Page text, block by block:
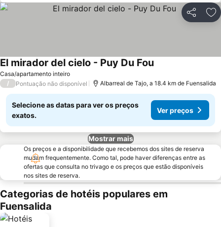
Partilhar
Casa/apartamento inteiro
El mirador del cielo - Puy Du Fou
/ Pontuação não disponível Albarreal de Tajo, a 18.4 km de Fuensalida
Selecione as datas para ver os preços
exatos.
Ver preços
Mostrar mais
Os preços e a disponibilidade que recebemos dos sites de reserva
mudam frequentemente. Como tal, pode haver diferenças entre as
ofertas que consulta no trivago e os preços que estão disponíveis
nos sites de reserva.
Categorias de hotéis populares em
Fuensalida